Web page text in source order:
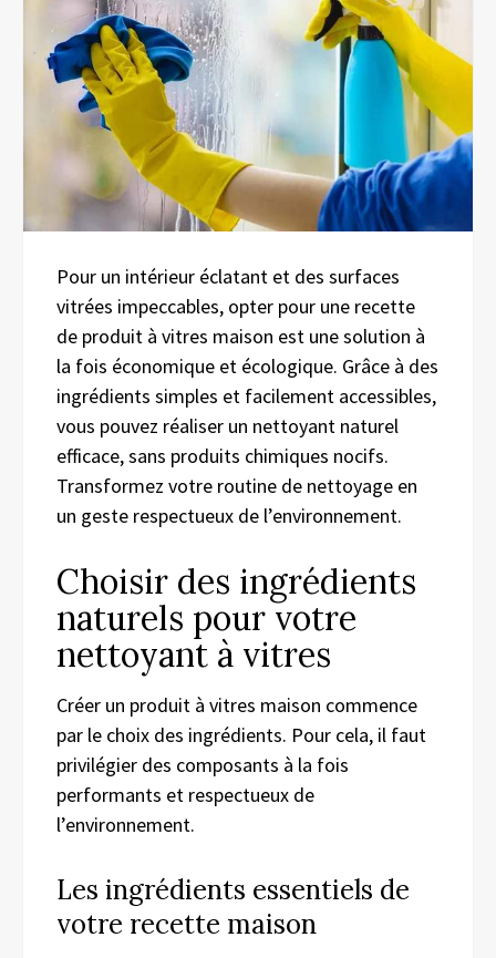
Pour un intérieur éclatant et des surfaces
vitrées impeccables, opter pour une recette
de produit à vitres maison est une solution à
la fois économique et écologique. Grâce à des
ingrédients simples et facilement accessibles,
vous pouvez réaliser un nettoyant naturel
efficace, sans produits chimiques nocifs.
Transformez votre routine de nettoyage en
un geste respectueux de l’environnement.
Choisir des ingrédients
naturels pour votre
nettoyant à vitres
Créer un produit à vitres maison commence
par le choix des ingrédients. Pour cela, il faut
privilégier des composants à la fois
performants et respectueux de
l’environnement.
Les ingrédients essentiels de
votre recette maison